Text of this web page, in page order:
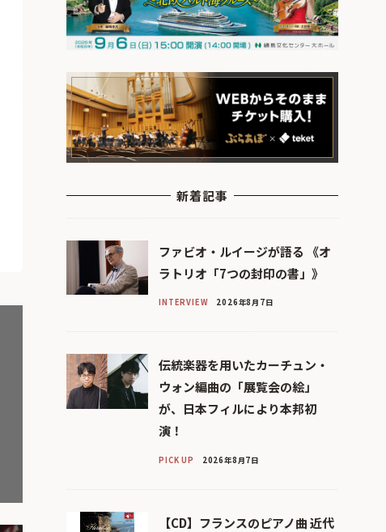
新着記事
ファビオ・ルイージが語る 《オ
ラトリオ「7つの封印の書」》
INTERVIEW 2026年8月7日
伝統楽器を用いたカーチュン・
ウォン編曲の「展覧会の絵」
が、日本フィルにより本邦初
演！
PICK UP 2026年8月7日
【CD】フランスのピアノ曲 近代